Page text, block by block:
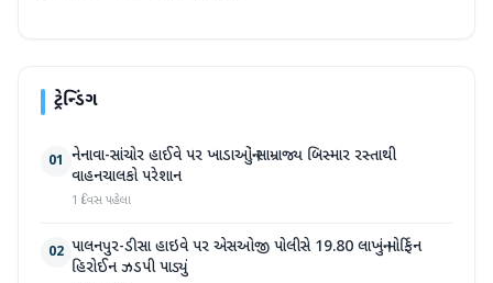
ટ્રેન્ડિંગ
01 નેનાવા-સાંચોર હાઈવે પર ખાડાઓનું સામ્રાજ્ય બિસ્માર રસ્તાથી
વાહનચાલકો પરેશાન
1 દિવસ પહેલા
02 પાલનપુર-ડીસા હાઇવે પર એસઓજી પોલીસે 19.80 લાખનું મોર્ફિન
હિરોઈન ઝડપી પાડ્યું